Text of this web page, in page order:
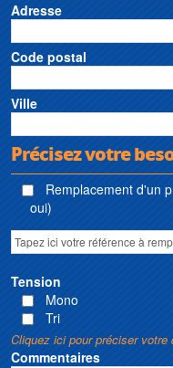
Adresse
Code postal
Ville
Précisez votre
Remplacement d'un
oui)
Tension
Mono
Tri
Cliquez ici pour préciser votre
Commentaires